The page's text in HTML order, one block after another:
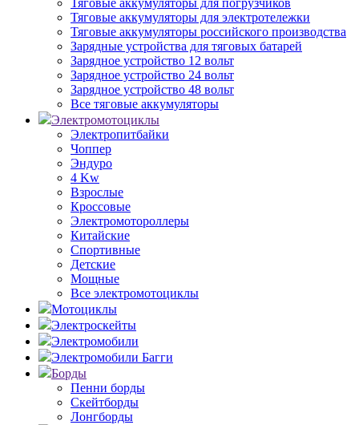
Тяговые аккумуляторы для погрузчиков
Тяговые аккумуляторы для электротележки
Тяговые аккумуляторы российского производства
Зарядные устройства для тяговых батарей
Зарядное устройство 12 вольт
Зарядное устройство 24 вольт
Зарядное устройство 48 вольт
Все тяговые аккумуляторы
Электромотоциклы
Электропитбайки
Чоппер
Эндуро
4 Kw
Взрослые
Кроссовые
Электромотороллеры
Китайские
Спортивные
Детские
Мощные
Все электромотоциклы
Мотоциклы
Электроскейты
Электромобили
Электромобили Багги
Борды
Пенни борды
Скейтборды
Лонгборды